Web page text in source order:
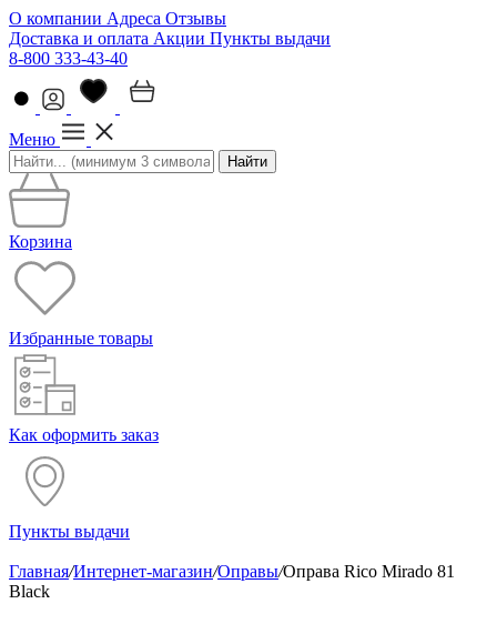
О компании Адреса Отзывы
Доставка и оплата Акции Пункты выдачи
8-800 333-43-40
Меню
Найти
Корзина
Избранные товары
Как оформить заказ
Пункты выдачи
Главная/Интернет-магазин/Оправы/Оправа Rico Mirado 81
Black